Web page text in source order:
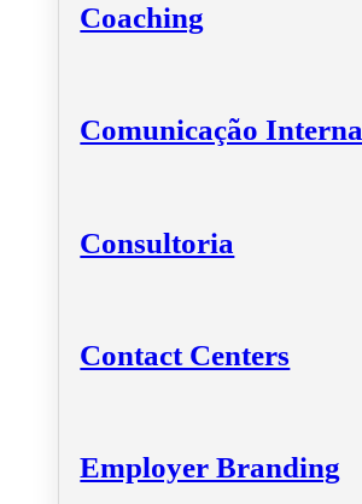
Coaching
Comunicação Interna
Consultoria
Contact Centers
Employer Branding